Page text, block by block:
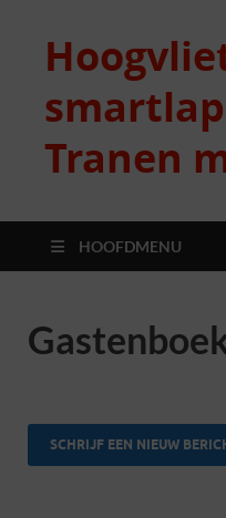
Tranen
HOOFDMENU